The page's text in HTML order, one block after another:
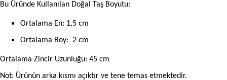
Bu Üründe Kullanılan Doğal Taş Boyutu:
Ortalama En: 1,5 cm
Ortalama Boy: 2 cm
Ortalama Zincir Uzunluğu: 45 cm
Not: Ürünün arka kısmı açıktır ve tene temas etmektedir.